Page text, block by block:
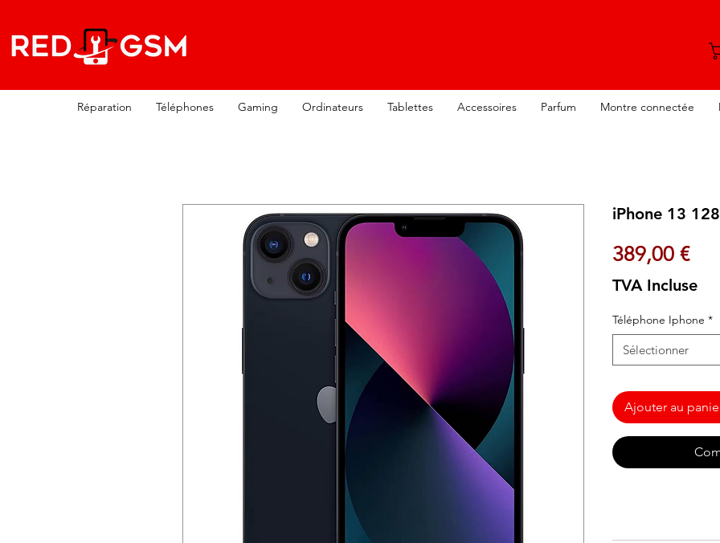
Réparation Téléphones Gaming Ordinateurs Tablettes Accessoires Parfum Montre connectée
iPhone 13
389,00 €Prix
TVA Incluse
Téléphone Iphone *
Sélectionner
Ajouter au